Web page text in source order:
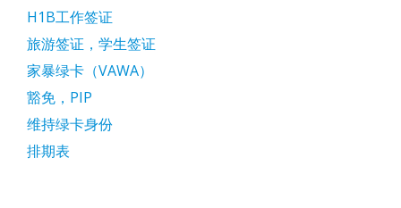
H1B工作签证
旅游签证，学生签证
家暴绿卡（VAWA）
豁免，PIP
维持绿卡身份
排期表